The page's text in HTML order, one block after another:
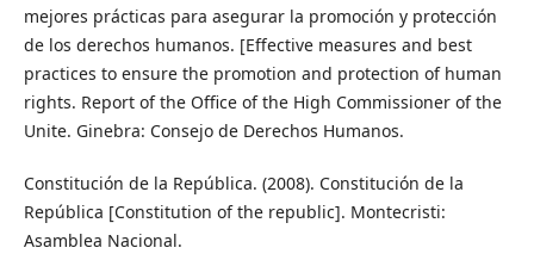
mejores prácticas para asegurar la promoción y protección
de los derechos humanos. [Effective measures and best
practices to ensure the promotion and protection of human
rights. Report of the Office of the High Commissioner of the
Unite. Ginebra: Consejo de Derechos Humanos.
Constitución de la República. (2008). Constitución de la
República [Constitution of the republic]. Montecristi:
Asamblea Nacional.